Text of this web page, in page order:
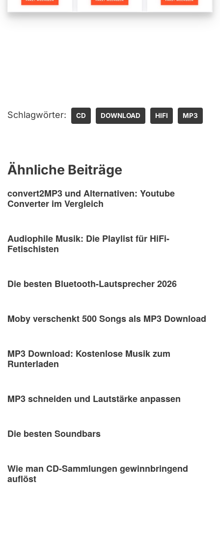
Schlagwörter: CD DOWNLOAD HIFI MP3
Ähnliche Beiträge
convert2MP3 und Alternativen: Youtube
Converter im Vergleich
Audiophile Musik: Die Playlist für HiFi-
Fetischisten
Die besten Bluetooth-Lautsprecher 2026
Moby verschenkt 500 Songs als MP3 Download
MP3 Download: Kostenlose Musik zum
Runterladen
MP3 schneiden und Lautstärke anpassen
Die besten Soundbars
Wie man CD-Sammlungen gewinnbringend
auflöst